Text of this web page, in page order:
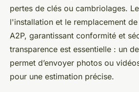
pertes de clés ou cambriolages.
l'installation et le remplacement
A2P, garantissant conformité et
transparence est essentielle : un
permet d’envoyer photos ou
pour une estimation précise.